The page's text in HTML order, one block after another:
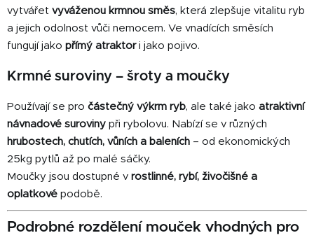
vytvářet vyváženou krmnou směs, která zlepšuje vitalitu ryb
a jejich odolnost vůči nemocem. Ve vnadících směsích
fungují jako přímý atraktori jako pojivo.
Krmné suroviny – šroty a moučky
Používají se pro částečný výkrm ryb, ale také jako atraktivní
návnadové suroviny při rybolovu. Nabízí se v různých
hrubostech, chutích, vůních a baleních – od ekonomických
25kg pytlů až po malé sáčky.
Moučky jsou dostupné v rostlinné, rybí, živočišné a
oplatkové podobě.
Podrobné rozdělení mouček vhodných pro